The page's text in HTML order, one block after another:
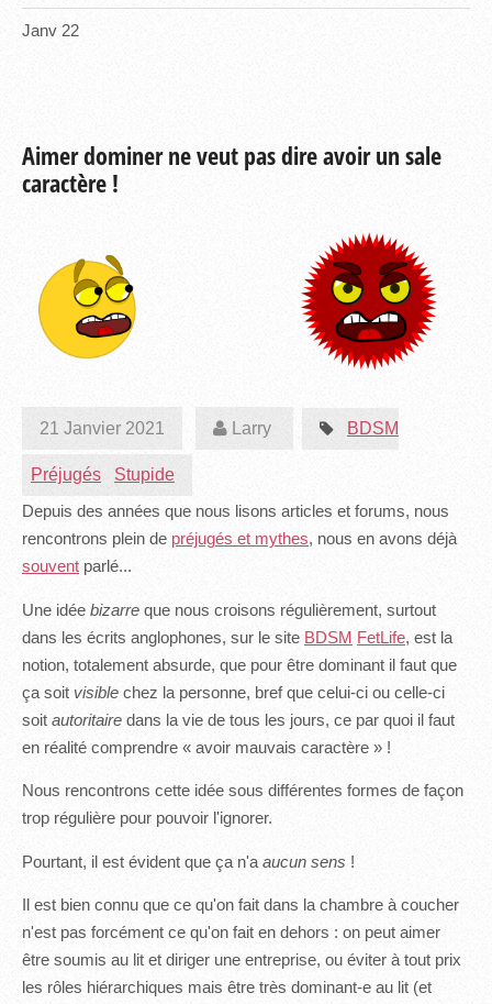
Janv 22
Aimer dominer ne veut pas dire avoir un sale
caractère !
21 Janvier 2021 Larry BDSM
Préjugés Stupide
Depuis des années que nous lisons articles et forums, nous
rencontrons plein de préjugés et mythes, nous en avons déjà
souvent parlé...
Une idée bizarre que nous croisons régulièrement, surtout
dans les écrits anglophones, sur le site BDSM FetLife, est la
notion, totalement absurde, que pour être dominant il faut que
ça soit visible chez la personne, bref que celui-ci ou celle-ci
soit autoritaire dans la vie de tous les jours, ce par quoi il faut
en réalité comprendre « avoir mauvais caractère » !
Nous rencontrons cette idée sous différentes formes de façon
trop régulière pour pouvoir l'ignorer.
Pourtant, il est évident que ça n'a aucun sens !
Il est bien connu que ce qu'on fait dans la chambre à coucher
n'est pas forcément ce qu'on fait en dehors : on peut aimer
être soumis au lit et diriger une entreprise, ou éviter à tout prix
les rôles hiérarchiques mais être très dominant-e au lit (et